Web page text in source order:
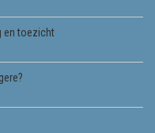
en toezicht